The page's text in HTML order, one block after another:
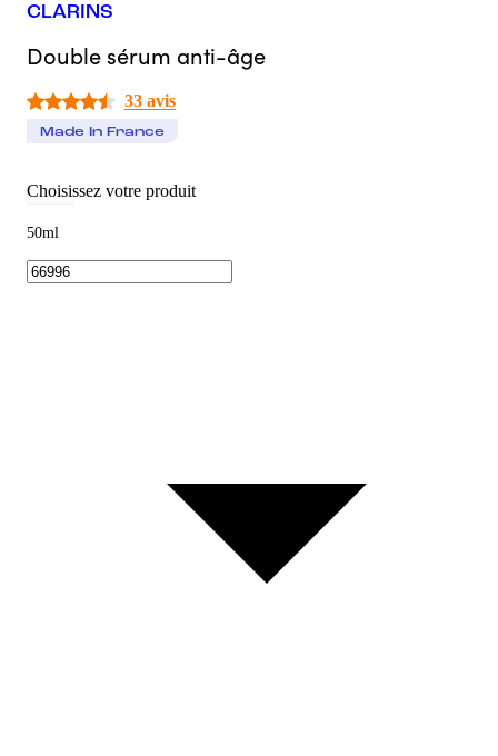
CLARINS
Double sérum anti-âge
33 avis
Made In France
Choisissez votre produit
50ml